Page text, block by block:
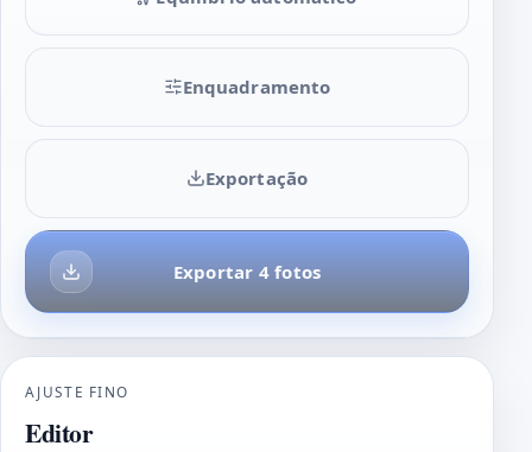
Enquadramento
Exportar 4 fotos
Exportação
AJUSTE FINO
Editor